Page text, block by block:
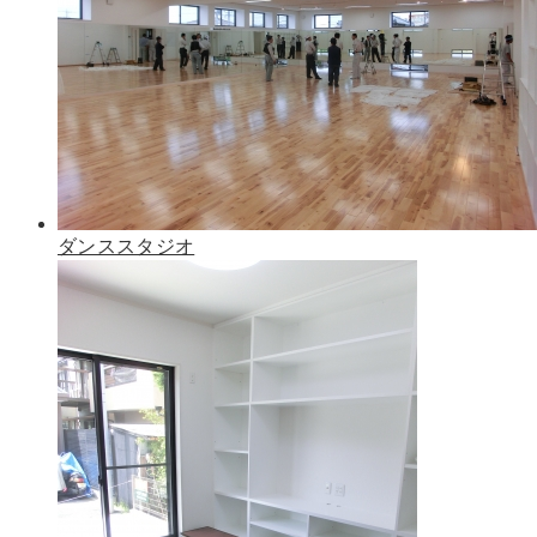
ダンススタジオ